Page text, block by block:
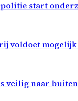
start
voldoet
veilig naar buiten